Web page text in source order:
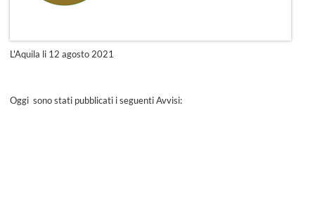
L'Aquila li 12 agosto 2021
Oggi sono stati pubblicati i seguenti Avvisi: